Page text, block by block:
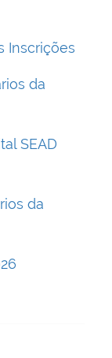
Inscrições
da
SEAD
da